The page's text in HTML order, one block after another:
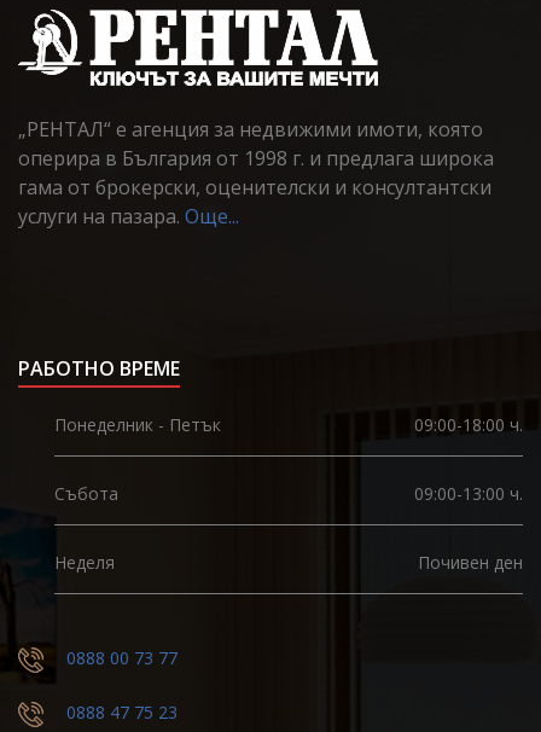
„РЕНТАЛ“ е агенция за недвижими имоти, която
оперира в България от 1998 г. и предлага широка
гама от брокерски, оценителски и консултантски
услуги на пазара. Още...
РАБОТНО ВРЕМЕ
Понеделник - Петък 09:00-18:00 ч.
Събота 09:00-13:00 ч.
Неделя Почивен ден
0888 00 73 77
0888 47 75 23